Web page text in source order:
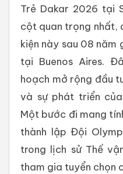
Trẻ Dakar 2026 tại
cột quan trọng nhất,
kiện này sau 08 năm
tại Buenos Aires.
hoạch mở rộng đầu
và sự phát triển
Một bước đi mang
thành lập Đội
trong lịch sử Thế
tham gia tuyển chọn